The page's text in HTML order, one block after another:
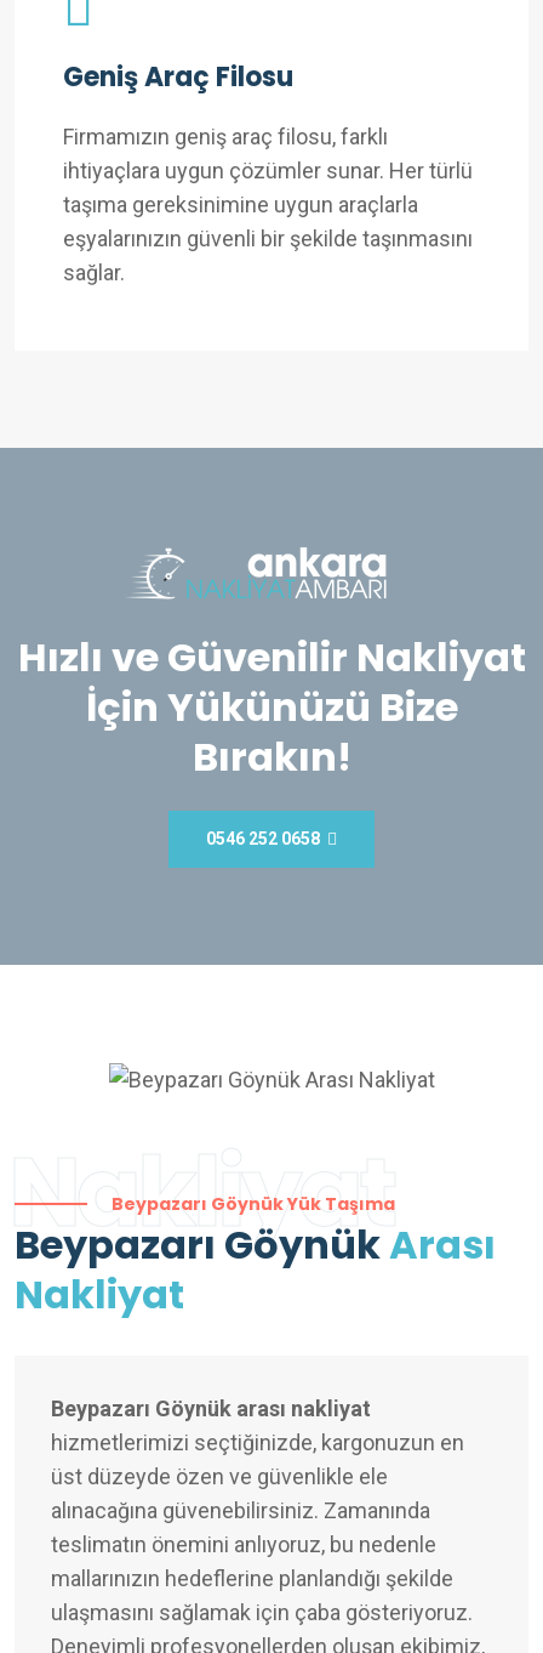
Geniş Araç Filosu
Firmamızın geniş araç filosu, farklı
ihtiyaçlara uygun çözümler sunar. Her türlü
taşıma gereksinimine uygun araçlarla
eşyalarınızın güvenli bir şekilde taşınmasını
sağlar.
Hızlı ve Güvenilir Nakliyat
İçin Yükünüzü Bize
Bırakın!
0546 252 0658
Nakliyat
Beypazarı Göynük Yük Taşıma
Beypazarı GöynükArası
Nakliyat
Beypazarı Göynük arası nakliyat
hizmetlerimizi seçtiğinizde, kargonuzun en
üst düzeyde özen ve güvenlikle ele
alınacağına güvenebilirsiniz. Zamanında
teslimatın önemini anlıyoruz, bu nedenle
mallarınızın hedeflerine planlandığı şekilde
ulaşmasını sağlamak için çaba gösteriyoruz.
Deneyimli profesyonellerden oluşan ekibimiz,